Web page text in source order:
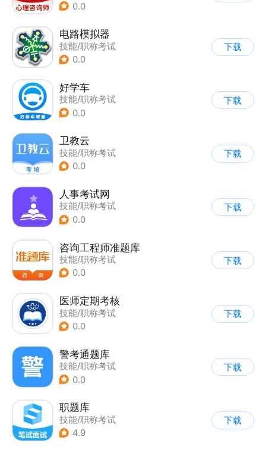
0.0
电路模拟器
技能/职称考试
0.0
下载
好学车
技能/职称考试
0.0
下载
卫教云
技能/职称考试
0.0
下载
人事考试网
技能/职称考试
0.0
下载
咨询工程师准题库
技能/职称考试
0.0
下载
医师定期考核
技能/职称考试
0.0
下载
警考通题库
技能/职称考试
0.0
下载
职题库
技能/职称考试
4.9
下载